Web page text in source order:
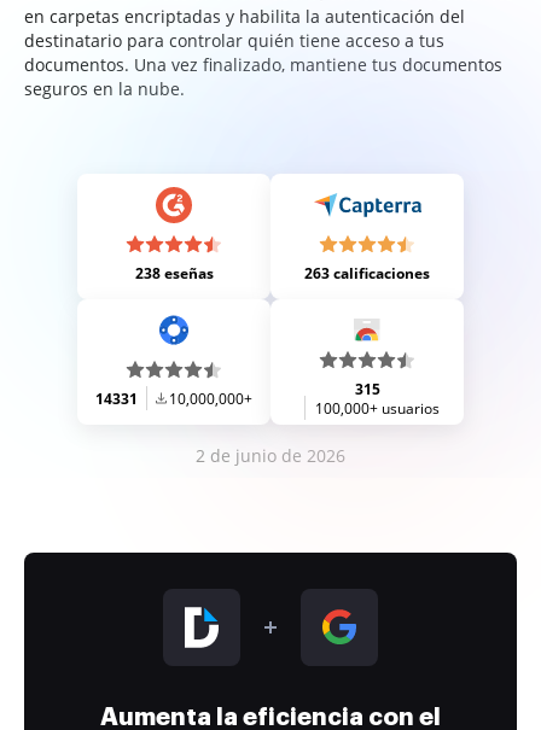
en carpetas encriptadas y habilita la autenticación del
destinatario para controlar quién tiene acceso a tus
documentos. Una vez finalizado, mantiene tus documentos
seguros en la nube.
238 eseñas 263 calificaciones
14331 10,000,000+
315
100,000+ usuarios
2 de junio de 2026
Aumenta la eficiencia con el